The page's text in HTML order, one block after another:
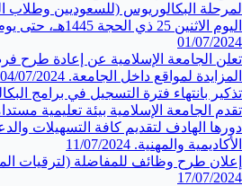
لمرحلة البكالوريوس (للسعوديين وطلاب
اليوم الاثنين 25 ذي الحجة 1445هـ، حتى يوم الثلاثاء 3 محرم 1446هـ
01/07/2024
تعلن الجامعة الإسلامية عن إعادة طرح
المزايدة لمواقع داخل الجامعة. 04/07/2024
تذكير بانتهاء فترة التسجيل في برامج
تقدم الجامعة الإسلامية بيئة تعليمية
دورها الهادف لتقديم كافة التسهيلات
الأكاديمية والمهنية. 11/07/2024
إعلان طرح وظائف للمفاضلة (لترقيات
17/07/2024